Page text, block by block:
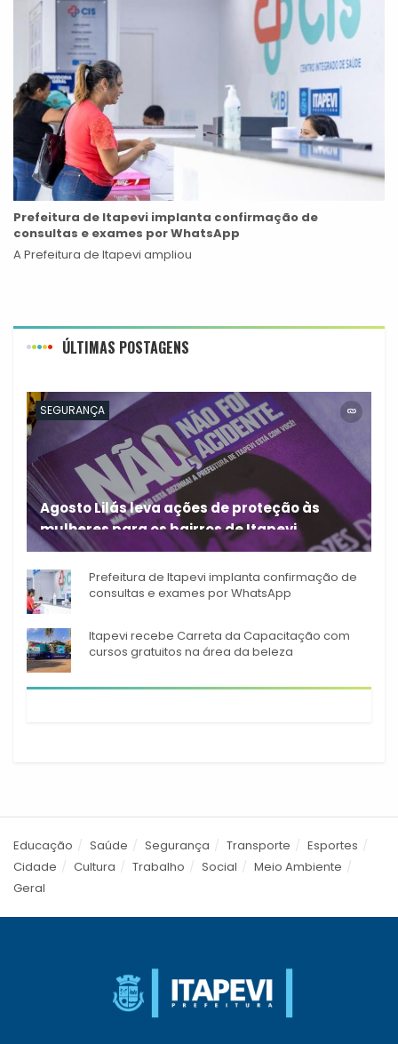
Prefeitura de Itapevi implanta confirmação de
consultas e exames por WhatsApp
A Prefeitura de Itapevi ampliou
ÚLTIMAS POSTAGENS
SEGURANÇA
Agosto Lilás leva ações de proteção às
mulheres para os bairros de Itapevi
Durante o mês de agosto,
Prefeitura de Itapevi implanta confirmação de
consultas e exames por WhatsApp
Itapevi recebe Carreta da Capacitação com
cursos gratuitos na área da beleza
Educação Saúde Segurança Transporte
Esportes
Cidade
Cultura Trabalho Social
Meio Ambiente
Geral